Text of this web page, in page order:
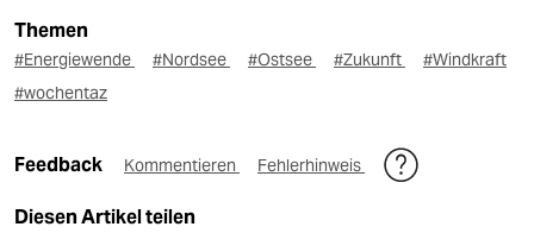
Themen
#Energiewende #Nordsee #Ostsee #Zukunft
#Windkraft
#wochentaz
Feedback Kommentieren Fehlerhinweis
Diesen Artikel teilen